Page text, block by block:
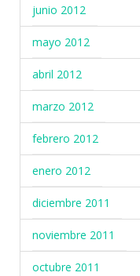
junio 2012
mayo 2012
abril 2012
marzo 2012
febrero 2012
enero 2012
diciembre 2011
noviembre 2011
octubre 2011